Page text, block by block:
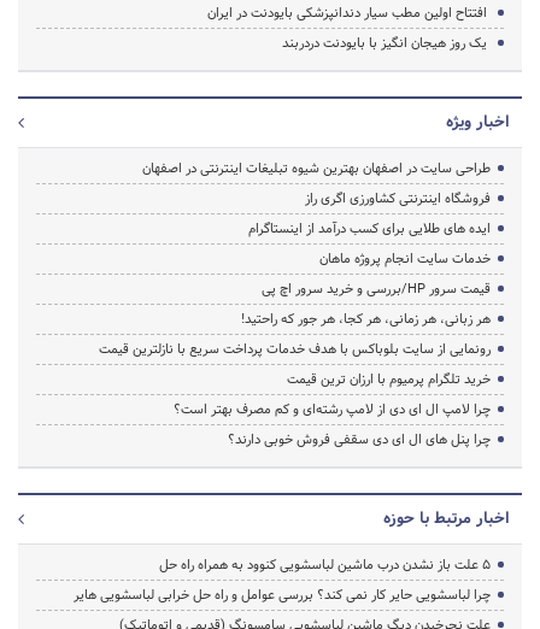
افتتاح اولین مطب سیار دندانپزشکی بایودنت در ایران
یک روز هیجان انگیز با بایودنت دردربند
اخبار ویژه
طراحی سایت در اصفهان بهترین شیوه تبلیغات اینترنتی در اصفهان
فروشگاه اینترنتی کشاورزی اگری راز
ایده های طلایی برای کسب درآمد از اینستاگرام
خدمات سایت انجام پروژه ماهان
قیمت سرور HP/بررسی و خرید سرور اچ پی
هر زبانی، هر زمانی، هر کجا، هر جور که راحتید!
رونمایی از سایت بلوباکس با هدف خدمات پرداخت سریع با نازلترین قیمت
خرید تلگرام پرمیوم با ارزان ترین قیمت
چرا لامپ ال ای دی از لامپ رشته‌ای و کم مصرف بهتر است؟
چرا پنل های ال ای دی سقفی فروش خوبی دارند؟
اخبار مرتبط با حوزه
5 علت باز نشدن درب ماشین لباسشویی کنوود به همراه راه حل
چرا لباسشویی حایر کار نمی کند؟ بررسی عوامل و راه حل خرابی لباسشویی هایر